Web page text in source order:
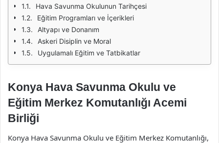
Hava Savunma Okulunun Tarihçesi
Eğitim Programları ve İçerikleri
Altyapı ve Donanım
Askeri Disiplin ve Moral
Uygulamalı Eğitim ve Tatbikatlar
Konya Hava Savunma Okulu ve
Eğitim Merkez Komutanlığı Acemi
Birliği
Konya Hava Savunma Okulu ve Eğitim Merkez Komutanlığı,